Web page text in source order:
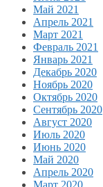
Май 2021
Апрель 2021
Март 2021
Февраль 2021
Январь 2021
Декабрь 2020
Ноябрь 2020
Октябрь 2020
Сентябрь 2020
Август 2020
Июль 2020
Июнь 2020
Май 2020
Апрель 2020
Март 2020